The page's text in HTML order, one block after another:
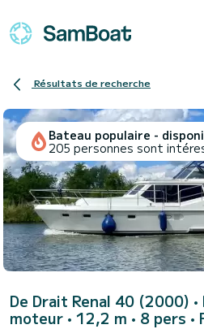
Résultats de recherche
Bateau populaire -
205 personnes sont
De Drait Renal 40 (2000)
moteur • 12,2 m • 8 pers •